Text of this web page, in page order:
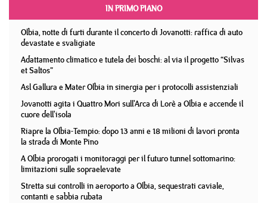
IN PRIMO PIANO
Olbia, notte di furti durante il concerto di Jovanotti: raffica di auto
devastate e svaligiate
Adattamento climatico e tutela dei boschi: al via il progetto “Silvas
et Saltos”
Asl Gallura e Mater Olbia in sinergia per i protocolli assistenziali
Jovanotti agita i Quattro Mori sull'Arca di Lorè a Olbia e accende il
cuore dell'isola
Riapre la Olbia-Tempio: dopo 13 anni e 18 milioni di lavori pronta
la strada di Monte Pino
A Olbia prorogati i monitoraggi per il futuro tunnel sottomarino:
limitazioni sulle sopraelevate
Stretta sui controlli in aeroporto a Olbia, sequestrati caviale,
contanti e sabbia rubata